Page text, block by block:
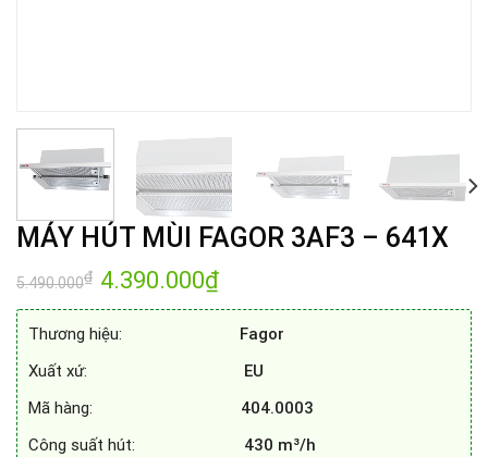
MÁY HÚT MÙI FAGOR 3AF3 – 641X
5.490.000₫ Giá
gốc
là:
4.390.000₫Giá
tại
4.390.000₫.
Thương hiệu:
Fagor
Xuất xứ:
EU
Mã hàng: 404.0003
Công suất hút:
430 m³/h